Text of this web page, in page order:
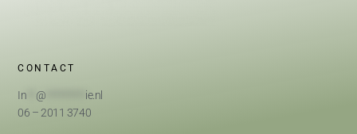
CONTACT
In @
ie.nl
06 – 2011 3740